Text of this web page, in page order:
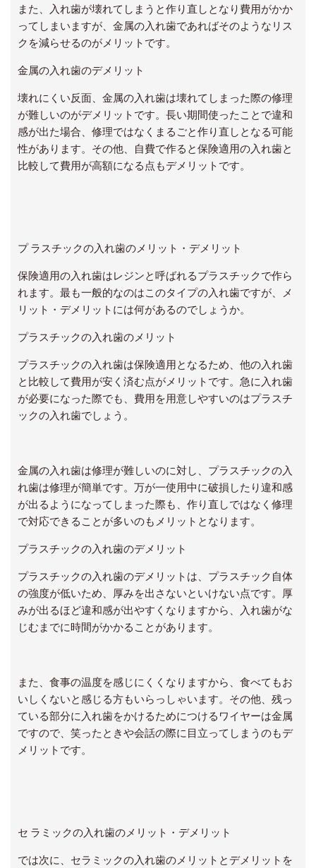
また、入れ歯が壊れてしまうと作り直しとなり費用がかか
ってしまいますが、金属の入れ歯であればそのようなリス
クを減らせるのがメリットです。
金属の入れ歯のデメリット
壊れにくい反面、金属の入れ歯は壊れてしまった際の修理
が難しいのがデメリットです。長い期間使ったことで違和
感が出た場合、修理ではなくまるごと作り直しとなる可能
性があります。その他、自費で作ると保険適用の入れ歯と
比較して費用が高額になる点もデメリットです。
プ ラスチックの入れ歯のメリット・デメリット
保険適用の入れ歯はレジンと呼ばれるプラスチックで作ら
れます。最も一般的なのはこのタイプの入れ歯ですが、メ
リット・デメリットには何があるのでしょうか。
プラスチックの入れ歯のメリット
プラスチックの入れ歯は保険適用となるため、他の入れ歯
と比較して費用が安く済む点がメリットです。急に入れ歯
が必要になった際でも、費用を用意しやすいのはプラスチ
ックの入れ歯でしょう。
金属の入れ歯は修理が難しいのに対し、プラスチックの入
れ歯は修理が簡単です。万が一使用中に破損したり違和感
が出るようになってしまった際も、作り直しではなく修理
で対応できることが多いのもメリットとなります。
プラスチックの入れ歯のデメリット
プラスチックの入れ歯のデメリットは、プラスチック自体
の強度が低いため、厚みを出さないといけない点です。厚
みが出るほど違和感が出やすくなりますから、入れ歯がな
じむまでに時間がかかることがあります。
また、食事の温度を感じにくくなりますから、食べてもお
いしくないと感じる方もいらっしゃいます。その他、残っ
ている部分に入れ歯をかけるためにつけるワイヤーは金属
ですので、笑ったときや会話の際に目立ってしまうのもデ
メリットです。
セ ラミックの入れ歯のメリット・デメリット
では次に、セラミックの入れ歯のメリットとデメリットを